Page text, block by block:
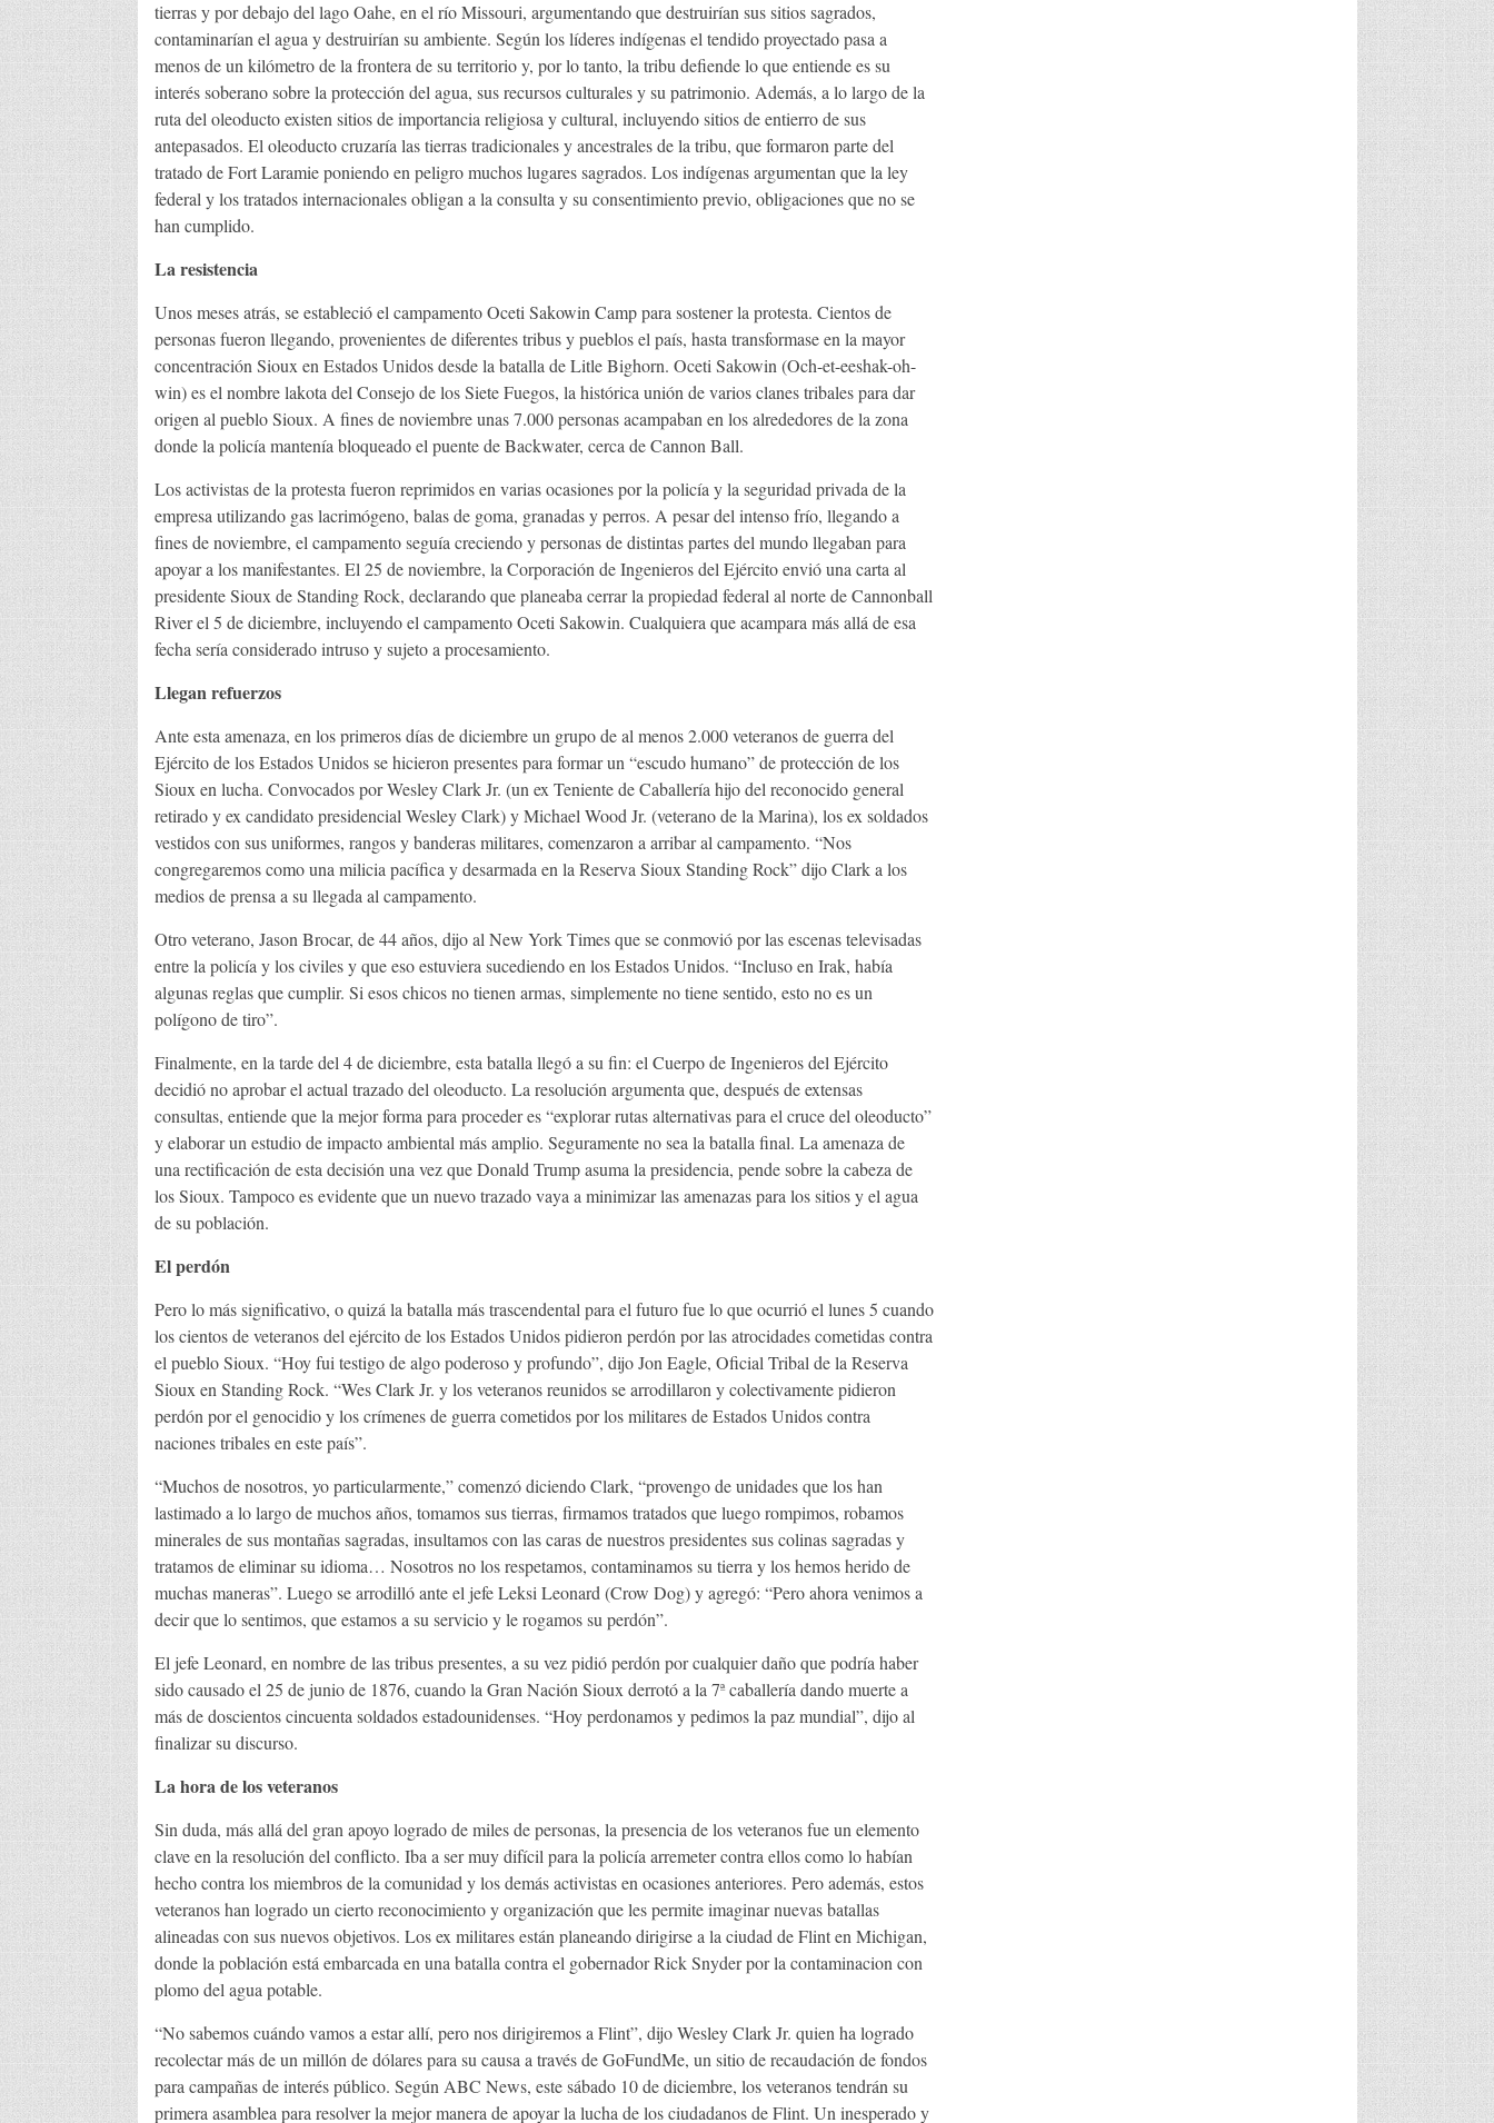
tierras y por debajo del lago Oahe, en el río Missouri, argumentando que destruirían sus sitios sagrados,
contaminarían el agua y destruirían su ambiente. Según los líderes indígenas el tendido proyectado pasa a
menos de un kilómetro de la frontera de su territorio y, por lo tanto, la tribu defiende lo que entiende es su
interés soberano sobre la protección del agua, sus recursos culturales y su patrimonio. Además, a lo largo de la
ruta del oleoducto existen sitios de importancia religiosa y cultural, incluyendo sitios de entierro de sus
antepasados. El oleoducto cruzaría las tierras tradicionales y ancestrales de la tribu, que formaron parte del
tratado de Fort Laramie poniendo en peligro muchos lugares sagrados. Los indígenas argumentan que la ley
federal y los tratados internacionales obligan a la consulta y su consentimiento previo, obligaciones que no se
han cumplido.
La resistencia
Unos meses atrás, se estableció el campamento Oceti Sakowin Camp para sostener la protesta. Cientos de
personas fueron llegando, provenientes de diferentes tribus y pueblos el país, hasta transformase en la mayor
concentración Sioux en Estados Unidos desde la batalla de Litle Bighorn. Oceti Sakowin (Och-et-eeshak-oh-
win) es el nombre lakota del Consejo de los Siete Fuegos, la histórica unión de varios clanes tribales para dar
origen al pueblo Sioux. A fines de noviembre unas 7.000 personas acampaban en los alrededores de la zona
donde la policía mantenía bloqueado el puente de Backwater, cerca de Cannon Ball.
Los activistas de la protesta fueron reprimidos en varias ocasiones por la policía y la seguridad privada de la
empresa utilizando gas lacrimógeno, balas de goma, granadas y perros. A pesar del intenso frío, llegando a
fines de noviembre, el campamento seguía creciendo y personas de distintas partes del mundo llegaban para
apoyar a los manifestantes. El 25 de noviembre, la Corporación de Ingenieros del Ejército envió una carta al
presidente Sioux de Standing Rock, declarando que planeaba cerrar la propiedad federal al norte de Cannonball
River el 5 de diciembre, incluyendo el campamento Oceti Sakowin. Cualquiera que acampara más allá de esa
fecha sería considerado intruso y sujeto a procesamiento.
Llegan refuerzos
Ante esta amenaza, en los primeros días de diciembre un grupo de al menos 2.000 veteranos de guerra del
Ejército de los Estados Unidos se hicieron presentes para formar un “escudo humano” de protección de los
Sioux en lucha. Convocados por Wesley Clark Jr. (un ex Teniente de Caballería hijo del reconocido general
retirado y ex candidato presidencial Wesley Clark) y Michael Wood Jr. (veterano de la Marina), los ex soldados
vestidos con sus uniformes, rangos y banderas militares, comenzaron a arribar al campamento. “Nos
congregaremos como una milicia pacífica y desarmada en la Reserva Sioux Standing Rock” dijo Clark a los
medios de prensa a su llegada al campamento.
Otro veterano, Jason Brocar, de 44 años, dijo al New York Times que se conmovió por las escenas televisadas
entre la policía y los civiles y que eso estuviera sucediendo en los Estados Unidos. “Incluso en Irak, había
algunas reglas que cumplir. Si esos chicos no tienen armas, simplemente no tiene sentido, esto no es un
polígono de tiro”.
Finalmente, en la tarde del 4 de diciembre, esta batalla llegó a su fin: el Cuerpo de Ingenieros del Ejército
decidió no aprobar el actual trazado del oleoducto. La resolución argumenta que, después de extensas
consultas, entiende que la mejor forma para proceder es “explorar rutas alternativas para el cruce del oleoducto”
y elaborar un estudio de impacto ambiental más amplio. Seguramente no sea la batalla final. La amenaza de
una rectificación de esta decisión una vez que Donald Trump asuma la presidencia, pende sobre la cabeza de
los Sioux. Tampoco es evidente que un nuevo trazado vaya a minimizar las amenazas para los sitios y el agua
de su población.
El perdón
Pero lo más significativo, o quizá la batalla más trascendental para el futuro fue lo que ocurrió el lunes 5 cuando
los cientos de veteranos del ejército de los Estados Unidos pidieron perdón por las atrocidades cometidas contra
el pueblo Sioux. “Hoy fui testigo de algo poderoso y profundo”, dijo Jon Eagle, Oficial Tribal de la Reserva
Sioux en Standing Rock. “Wes Clark Jr. y los veteranos reunidos se arrodillaron y colectivamente pidieron
perdón por el genocidio y los crímenes de guerra cometidos por los militares de Estados Unidos contra
naciones tribales en este país”.
“Muchos de nosotros, yo particularmente,” comenzó diciendo Clark, “provengo de unidades que los han
lastimado a lo largo de muchos años, tomamos sus tierras, firmamos tratados que luego rompimos, robamos
minerales de sus montañas sagradas, insultamos con las caras de nuestros presidentes sus colinas sagradas y
tratamos de eliminar su idioma… Nosotros no los respetamos, contaminamos su tierra y los hemos herido de
muchas maneras”. Luego se arrodilló ante el jefe Leksi Leonard (Crow Dog) y agregó: “Pero ahora venimos a
decir que lo sentimos, que estamos a su servicio y le rogamos su perdón”.
El jefe Leonard, en nombre de las tribus presentes, a su vez pidió perdón por cualquier daño que podría haber
sido causado el 25 de junio de 1876, cuando la Gran Nación Sioux derrotó a la 7ª caballería dando muerte a
más de doscientos cincuenta soldados estadounidenses. “Hoy perdonamos y pedimos la paz mundial”, dijo al
finalizar su discurso.
La hora de los veteranos
Sin duda, más allá del gran apoyo logrado de miles de personas, la presencia de los veteranos fue un elemento
clave en la resolución del conflicto. Iba a ser muy difícil para la policía arremeter contra ellos como lo habían
hecho contra los miembros de la comunidad y los demás activistas en ocasiones anteriores. Pero además, estos
veteranos han logrado un cierto reconocimiento y organización que les permite imaginar nuevas batallas
alineadas con sus nuevos objetivos. Los ex militares están planeando dirigirse a la ciudad de Flint en Michigan,
donde la población está embarcada en una batalla contra el gobernador Rick Snyder por la contaminacion con
plomo del agua potable.
“No sabemos cuándo vamos a estar allí, pero nos dirigiremos a Flint”, dijo Wesley Clark Jr. quien ha logrado
recolectar más de un millón de dólares para su causa a través de GoFundMe, un sitio de recaudación de fondos
para campañas de interés público. Según ABC News, este sábado 10 de diciembre, los veteranos tendrán su
primera asamblea para resolver la mejor manera de apoyar la lucha de los ciudadanos de Flint. Un inesperado y